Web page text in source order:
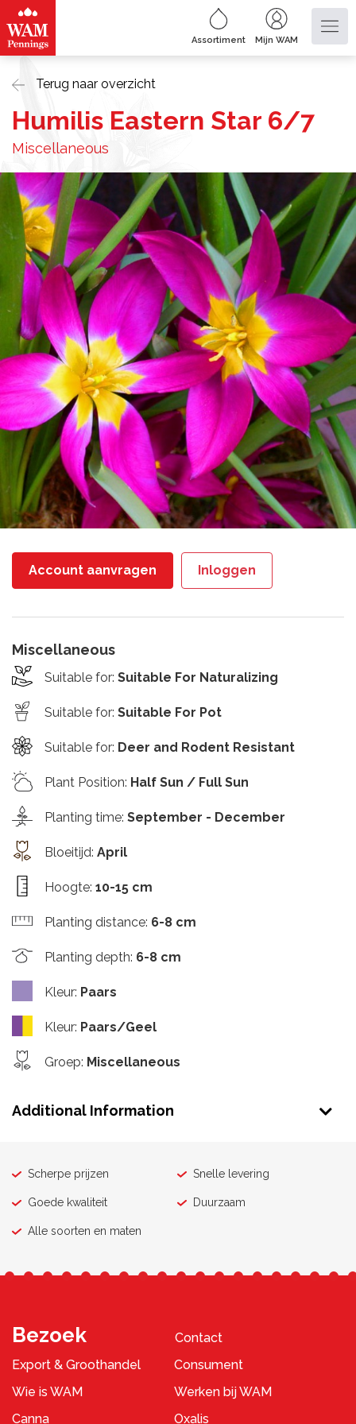
Assortiment Mijn WAM
Terug naar overzicht
Humilis Eastern Star 6/7
Miscellaneous
Account aanvragen Inloggen
Miscellaneous
Suitable for: Suitable For Naturalizing
Suitable for: Suitable For Pot
Suitable for: Deer and Rodent Resistant
Plant Position: Half Sun / Full Sun
Planting time: September - December
Bloeitijd: April
Hoogte: 10-15 cm
Planting distance: 6-8 cm
Planting depth: 6-8 cm
Kleur: Paars
Kleur: Paars/Geel
Groep: Miscellaneous
Additional Information
Scherpe prijzen Snelle levering
Goede kwaliteit Duurzaam
Alle soorten en maten
Bezoek
Contact
Export & Groothandel
Consument
Wie is WAM
Werken bij WAM
Canna
Oxalis